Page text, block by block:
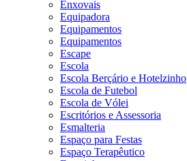
Enxovais
Equipadora
Equipamentos
Equipamentos
Escape
Escola
Escola Berçário e Hotelzinho
Escola de Futebol
Escola de Vólei
Escritórios e Assessoria
Esmalteria
Espaço para Festas
Espaço Terapêutico